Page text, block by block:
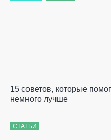
15 советов, которые
немного лучше
СТАТЬИ